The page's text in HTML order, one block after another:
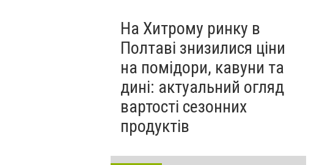
На Хитрому ринку в
Полтаві знизилися ціни
на помідори, кавуни та
дині: актуальний огляд
вартості сезонних
продуктів